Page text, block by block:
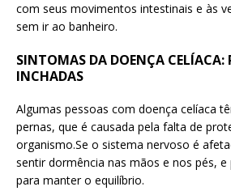
com seus movimentos intestinais e às
sem ir ao banheiro.
SINTOMAS DA DOENÇA CELÍACA:
INCHADAS
Algumas pessoas com doença celíaca
pernas, que é causada pela falta de
organismo.Se o sistema nervoso é
sentir dormência nas mãos e nos pés,
para manter o equilíbrio.